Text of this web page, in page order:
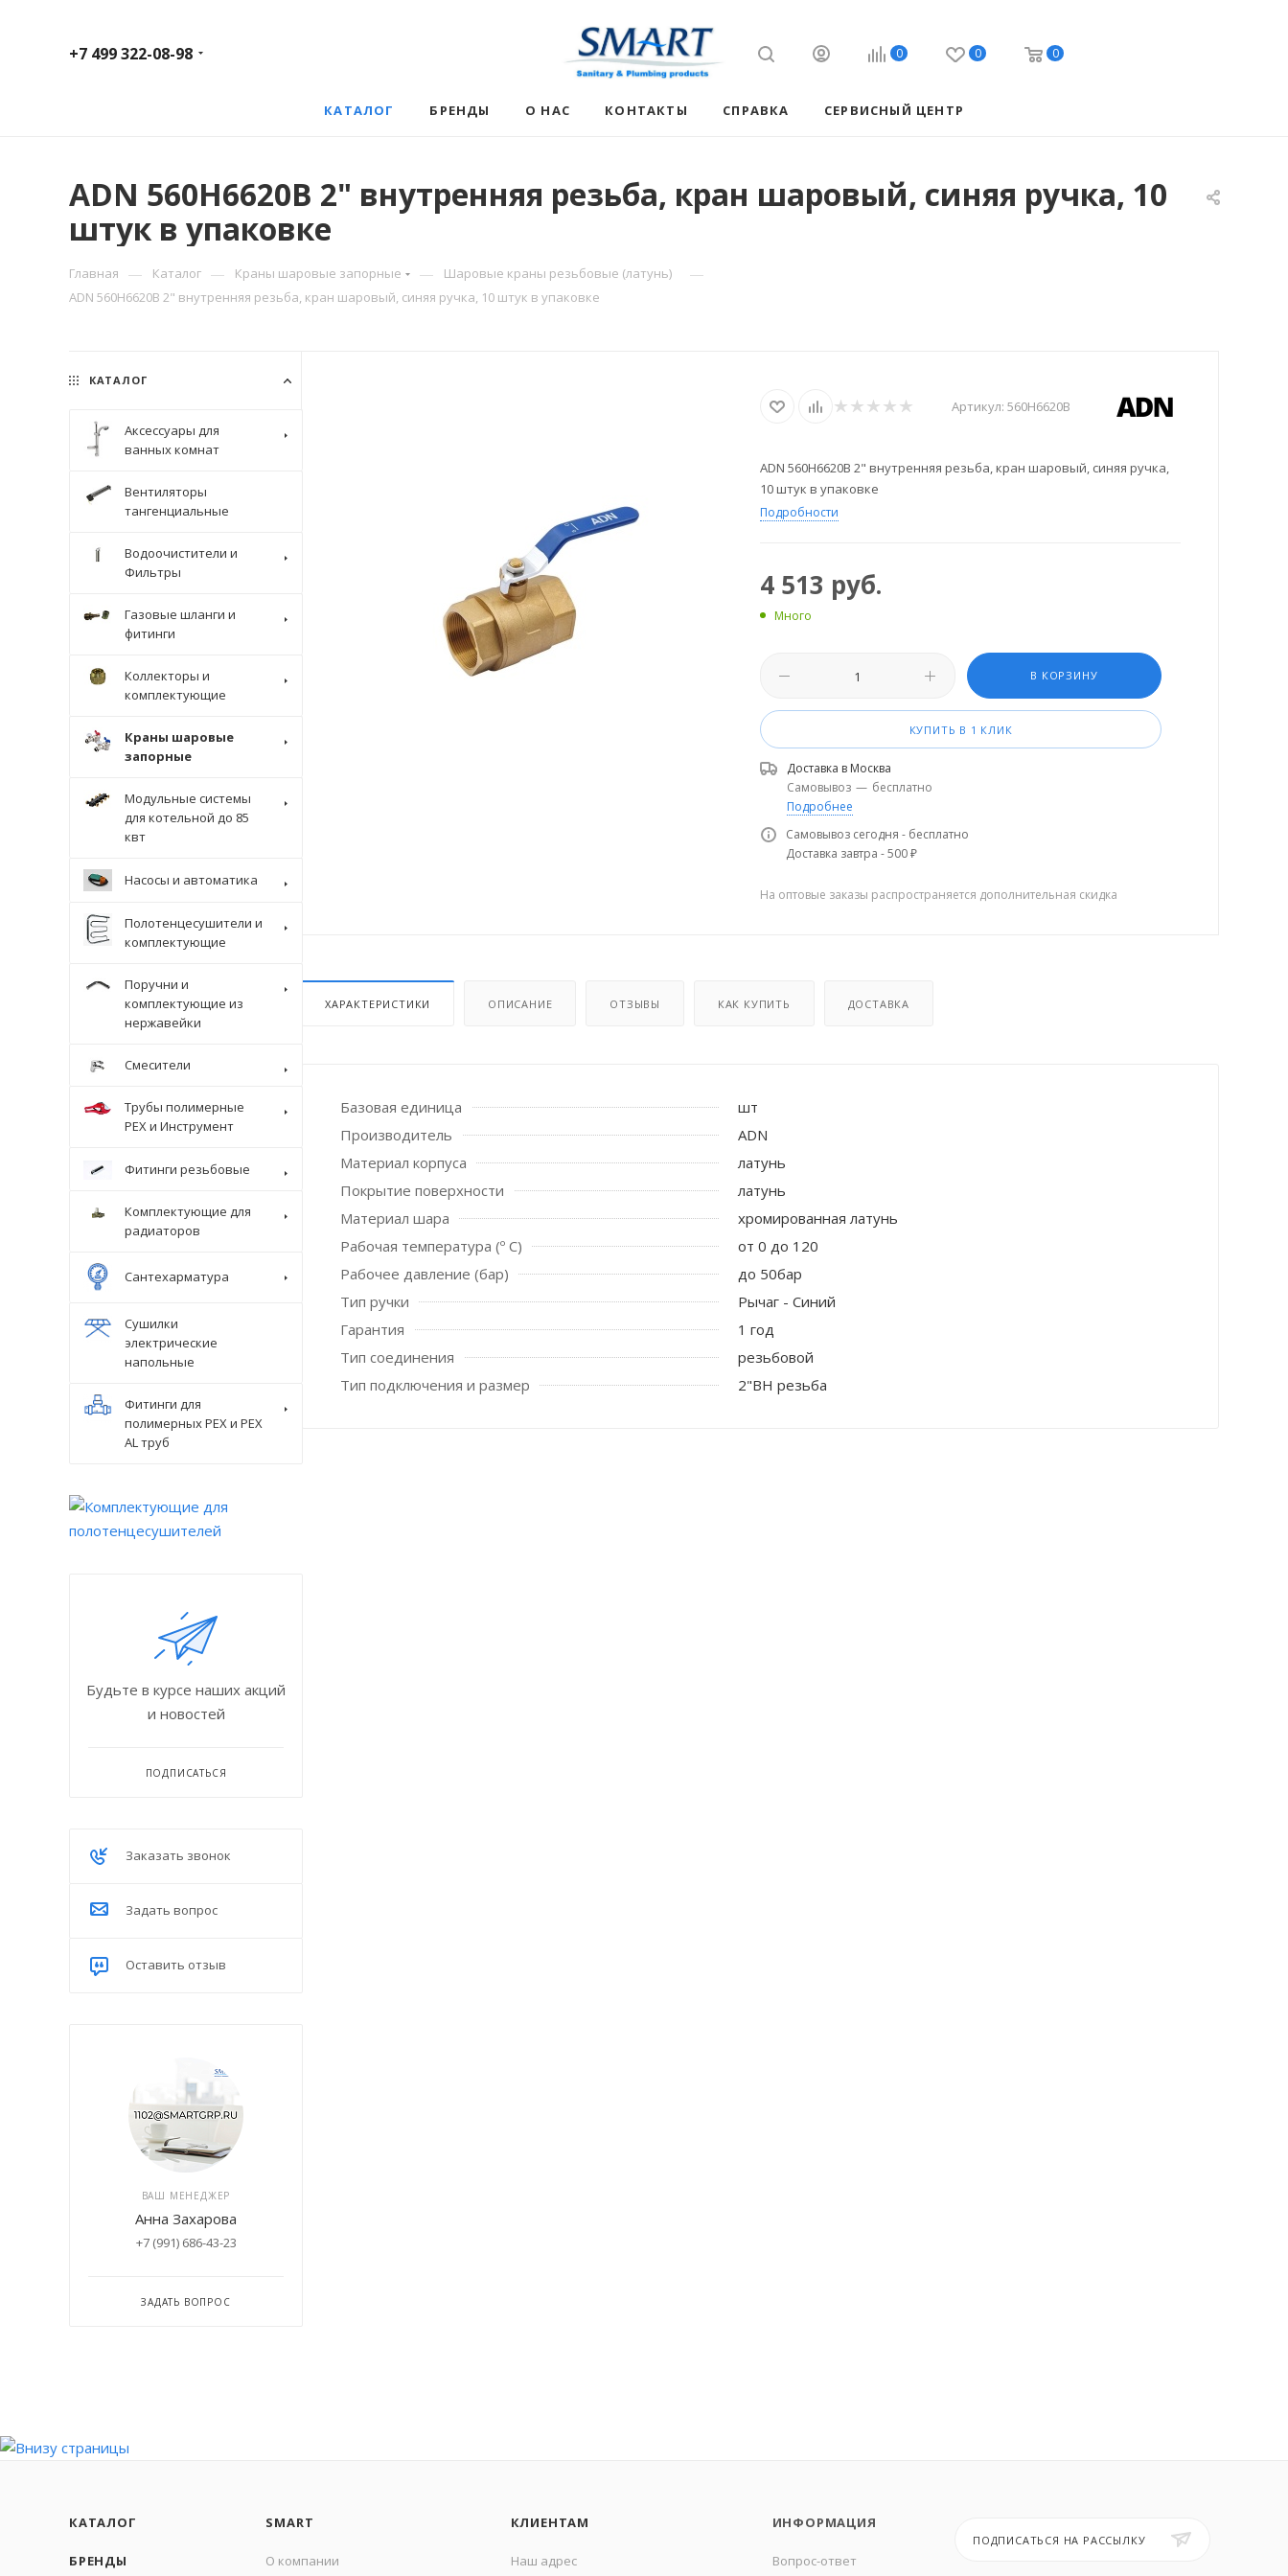
+7 499 322-08-98 0 0 0
КАТАЛОГ БРЕНДЫ О НАС КОНТАКТЫ СПРАВКА СЕРВИСНЫЙ ЦЕНТР
ADN 560H6620B 2" внутренняя резьба, кран шаровый, синяя ручка, 10
штук в упаковке
Главная — Каталог — Краны шаровые запорные — Шаровые краны резьбовые (латунь) —
ADN 560H6620B 2" внутренняя резьба, кран шаровый, синяя ручка, 10 штук в упаковке
Артикул: 560H6620B
ADN 560H6620B 2" внутренняя резьба, кран шаровый, синяя ручка,
10 штук в упаковке
Подробности
4 513 руб.
Много
В КОРЗИНУ
КУПИТЬ В 1 КЛИК
Доставка в Москва
Самовывоз — бесплатно
Подробнее
Самовывоз сегодня - бесплатно
Доставка завтра - 500 ₽
На оптовые заказы распространяется дополнительная скидка
ХАРАКТЕРИСТИКИ ОПИСАНИЕ ОТЗЫВЫ КАК КУПИТЬ ДОСТАВКА
Базовая единица
шт
Производитель
ADN
Материал корпуса
латунь
Покрытие поверхности
латунь
Материал шара
хромированная латунь
Рабочая температура (º С)
от 0 до 120
Рабочее давление (бар)
до 50бар
Тип ручки
Рычаг - Синий
Гарантия
1 год
Тип соединения
резьбовой
Тип подключения и размер
2"ВН резьба
КАТАЛОГ
Аксессуары для
ванных комнат
Вентиляторы
тангенциальные
Водоочистители и
Фильтры
Газовые шланги и
фитинги
Коллекторы и
комплектующие
Краны шаровые
запорные
Модульные системы
для котельной до 85
квт
Насосы и автоматика
Полотенцесушители и
комплектующие
Поручни и
комплектующие из
нержавейки
Смесители
Трубы полимерные
PEX и Инструмент
Фитинги резьбовые
Комплектующие для
радиаторов
Сантехарматура
Сушилки
электрические
напольные
Фитинги для
полимерных PEX и PEX
AL труб
Будьте в курсе наших акций
и новостей
ПОДПИСАТЬСЯ
Заказать звонок
Задать вопрос
Оставить отзыв
ВАШ МЕНЕДЖЕР
Анна Захарова
+7 (991) 686-43-23
ЗАДАТЬ ВОПРОС
КАТАЛОГ
БРЕНДЫ
SMART
О компании
КЛИЕНТАМ
Наш адрес
ИНФОРМАЦИЯ
Вопрос-ответ
ПОДПИСАТЬСЯ НА РАССЫЛКУ